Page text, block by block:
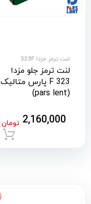
لنت ترمز مزدا 323F
لنت ترمز جلو مزدا
323 F پارس متالیک
(pars lent)
2,160,000 تومان